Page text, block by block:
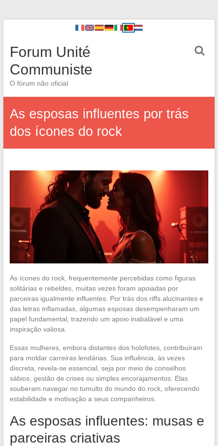
Forum Unité
Communiste
O fórum não oficial
As esposas influentes por trás
dos ícones do rock
As ícones do rock, frequentemente percebidas como figuras
solitárias e rebeldes, muitas vezes foram apoiadas por
parceiras igualmente influentes. Por trás dos riffs alucinantes e
das letras inflamadas, algumas esposas desempenharam um
papel fundamental, trazendo um apoio inabalável e uma
inspiração valiosa.
Essas mulheres, embora distantes dos holofotes, contribuíram
para moldar carreiras lendárias. Sua influência, às vezes
discreta, revela-se essencial, seja por meio de conselhos
sábios, gestão de crises ou simples encorajamentos. Elas
souberam navegar no tumulto do mundo do rock, oferecendo
estabilidade e motivação a seus companheiros.
As esposas influentes: musas e
parceiras criativas